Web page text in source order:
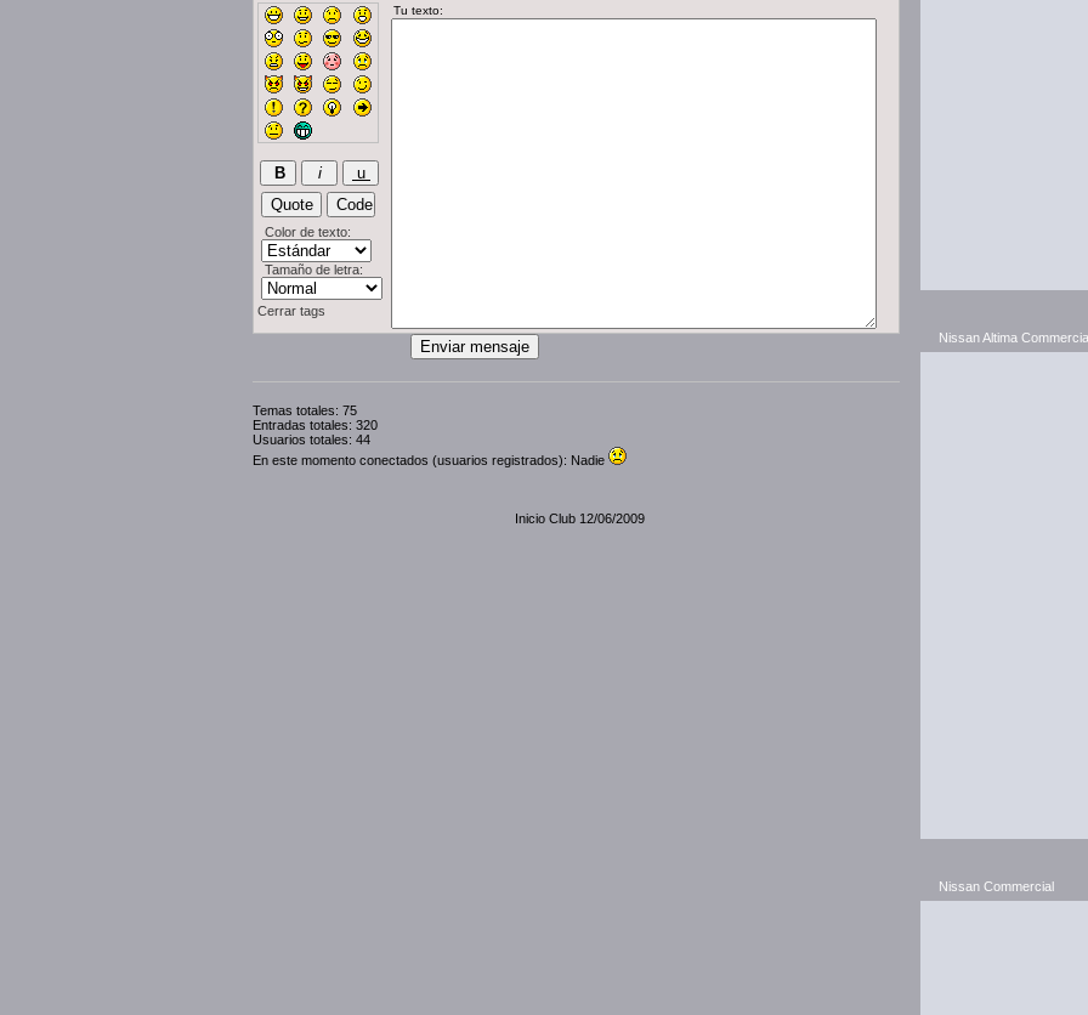
Color de texto:
Tamaño de letra:
Cerrar tags
Temas totales: 75
Entradas totales: 320
Usuarios totales: 44
En este momento conectados (usuarios registrados): Nadie
Inicio Club 12/06/2009
Nissan Altima
Nissan Commercial